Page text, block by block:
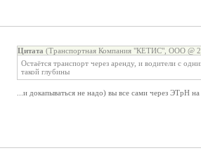
Цитата (Транспортная Компания "КЕТИС", ООО @
Остаётся транспорт через аренду, и водители с
такой глубины
...и докапываться не надо) вы все сами через ЭТрН